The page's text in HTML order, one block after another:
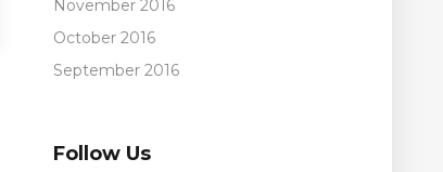
November 2016
October 2016
September 2016
Follow Us